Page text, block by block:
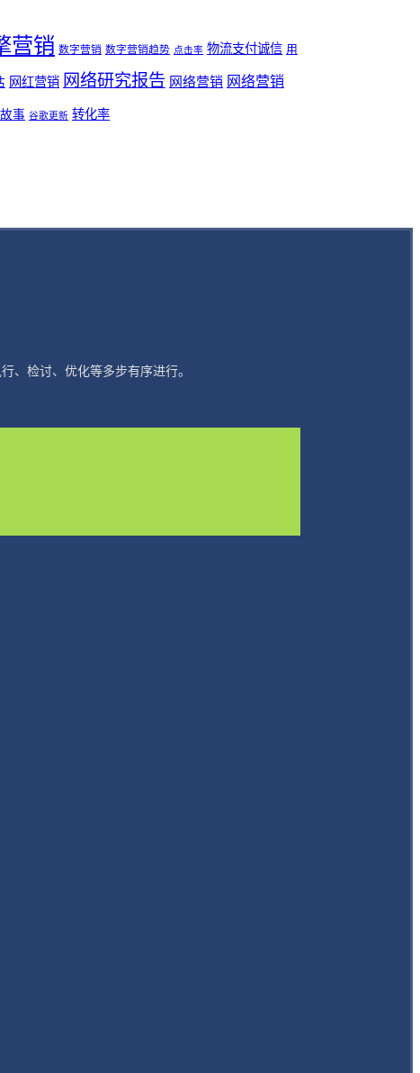
营销 数字营销 数字营销趋势 点击率 物流支付诚信 用
网红营销 网络研究报告 网络营销 网络营销
事 谷歌更新 转化率
、检讨、优化等多步有序进行。